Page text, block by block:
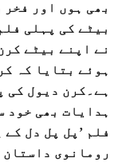
بھی ہوں اور
بیٹے کی پہلی
نے اپنے بیٹے
ہوئے بتایا کہ
ہے۔کرن دیول کی
ہدایات بھی خود
فلم ’پل پل دل
رومانوی